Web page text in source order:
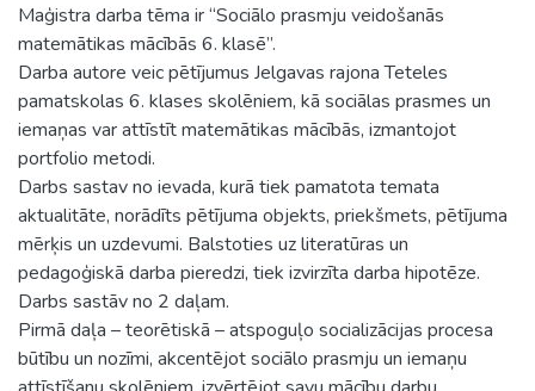
Maģistra darba tēma ir “Sociālo prasmju veidošanās
matemātikas mācībās 6. klasē”.
Darba autore veic pētījumus Jelgavas rajona Teteles
pamatskolas 6. klases skolēniem, kā sociālas prasmes un
iemaņas var attīstīt matemātikas mācībās, izmantojot
portfolio metodi.
Darbs sastav no ievada, kurā tiek pamatota temata
aktualitāte, norādīts pētījuma objekts, priekšmets, pētījuma
mērķis un uzdevumi. Balstoties uz literatūras un
pedagoģiskā darba pieredzi, tiek izvirzīta darba hipotēze.
Darbs sastāv no 2 daļam.
Pirmā daļa – teorētiskā – atspoguļo socializācijas procesa
būtību un nozīmi, akcentējot sociālo prasmju un iemaņu